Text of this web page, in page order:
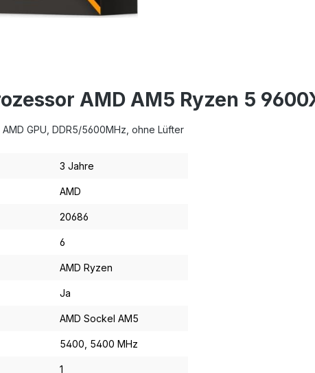
AMD AM5 Ryzen 5
GPU, DDR5/5600MHz, ohne Lüfter
3 Jahre
AMD
20686
6
AMD Ryzen
Ja
AMD Sockel AM5
5400 , 5400 MHz
1